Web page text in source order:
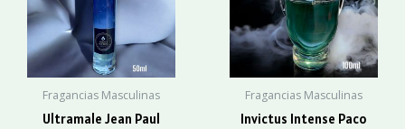
Fragancias Masculinas
Ultramale Jean Paul
Fragancias Masculinas
Invictus Intense Paco